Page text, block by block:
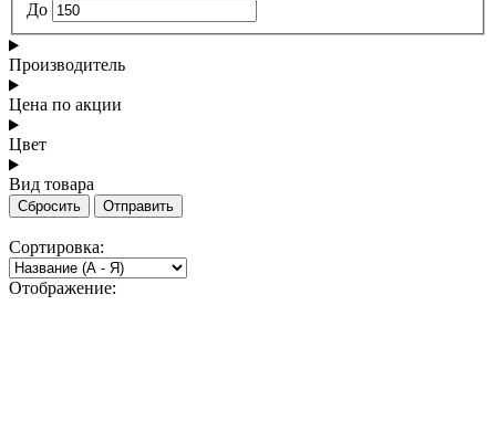
До
Производитель
Цена по акции
Цвет
Вид товара
Сбросить Отправить
Сортировка:
Отображение: